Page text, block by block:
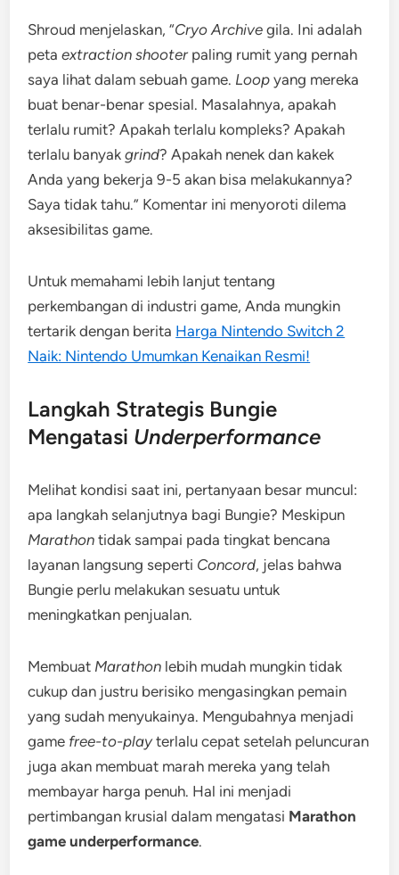
Shroud menjelaskan, “Cryo Archive gila. Ini adalah
petaextraction shooter paling rumit yang pernah
saya lihat dalam sebuah game. Loop yang mereka
buat benar-benar spesial. Masalahnya, apakah
terlalu rumit? Apakah terlalu kompleks? Apakah
terlalu banyakgrind? Apakah nenek dan kakek
Anda yang bekerja 9-5 akan bisa melakukannya?
Saya tidak tahu.” Komentar ini menyoroti dilema
aksesibilitas game.
Untuk memahami lebih lanjut tentang
perkembangan di industri game, Anda mungkin
tertarik dengan berita Harga Nintendo Switch 2
Naik: Nintendo Umumkan Kenaikan Resmi!
Langkah Strategis Bungie
Mengatasi Underperformance
Melihat kondisi saat ini, pertanyaan besar muncul:
apa langkah selanjutnya bagi Bungie? Meskipun
Marathon tidak sampai pada tingkat bencana
layanan langsung seperti Concord, jelas bahwa
Bungie perlu melakukan sesuatu untuk
meningkatkan penjualan.
Membuat Marathon lebih mudah mungkin tidak
cukup dan justru berisiko mengasingkan pemain
yang sudah menyukainya. Mengubahnya menjadi
game free-to-playterlalu cepat setelah peluncuran
juga akan membuat marah mereka yang telah
membayar harga penuh. Hal ini menjadi
pertimbangan krusial dalam mengatasi Marathon
game underperformance.